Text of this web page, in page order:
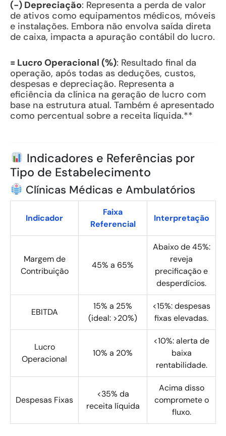
(-) Depreciação: Representa a perda de valor
de ativos como equipamentos médicos, móveis
e instalações. Embora não envolva saída direta
de caixa, impacta a apuração contábil do lucro.
= Lucro Operacional (%): Resultado final da
operação, após todas as deduções, custos,
despesas e depreciação. Representa a
eficiência da clínica na geração de lucro com
base na estrutura atual. Também é apresentado
como percentual sobre a receita líquida.**
Indicadores e Referências por
Tipo de Estabelecimento
Clínicas Médicas e Ambulatórios
Indicador
Faixa
Referencial
Interpretação
Margem de
Contribuição
45% a 65%
Abaixo de 45%:
reveja
precificação e
desperdícios.
EBITDA
15% a 25%
(ideal: >20%)
<15%: despesas
fixas elevadas.
Lucro
Operacional
10% a 20%
<10%: alerta de
baixa
rentabilidade.
Despesas Fixas
<35% da
receita líquida
Acima disso
compromete o
fluxo.